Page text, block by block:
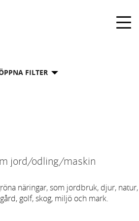
FILTER
jord/odling/maskin
näringar, som jordbruk, djur, natur,
golf, skog, miljö och mark.